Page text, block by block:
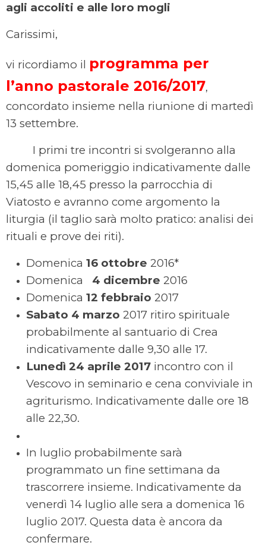
agli accoliti e alle loro mogli
Carissimi,
vi ricordiamo il programma per
l’anno pastorale 2016/2017,
concordato insieme nella riunione di martedì
13 settembre.
I primi tre incontri si svolgeranno alla
domenica pomeriggio indicativamente dalle
15,45 alle 18,45 presso la parrocchia di
Viatosto e avranno come argomento la
liturgia (il taglio sarà molto pratico: analisi dei
rituali e prove dei riti).
Domenica 16 ottobre 2016*
Domenica 4 dicembre 2016
Domenica 12 febbraio 2017
Sabato 4 marzo 2017 ritiro spirituale
probabilmente al santuario di Crea
indicativamente dalle 9,30 alle 17.
Lunedì 24 aprile 2017 incontro con il
Vescovo in seminario e cena conviviale in
agriturismo. Indicativamente dalle ore 18
alle 22,30.
In luglio probabilmente sarà
programmato un fine settimana da
trascorrere insieme. Indicativamente da
venerdì 14 luglio alle sera a domenica 16
luglio 2017. Questa data è ancora da
confermare.